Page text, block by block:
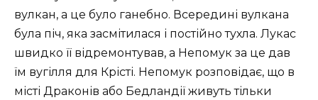
вулкан, а це було ганебно. Всередині вулкана
була піч, яка засмітилася і постійно тухла. Лукас
швидко її відремонтував, а Непомук за це дав
їм вугілля для Крісті. Непомук розповідає, що в
місті Драконів або Бедландії живуть тільки